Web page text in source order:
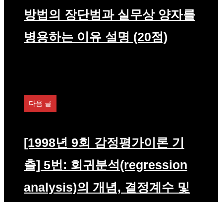
방법의 장단범과 실무상 양자를
병용하는 이유 설명 (20점)
다음 글
[1998년 9회 감정평가이론 기
출] 5번: 회귀분석(regression
analysis)의 개념, 결정계수 및